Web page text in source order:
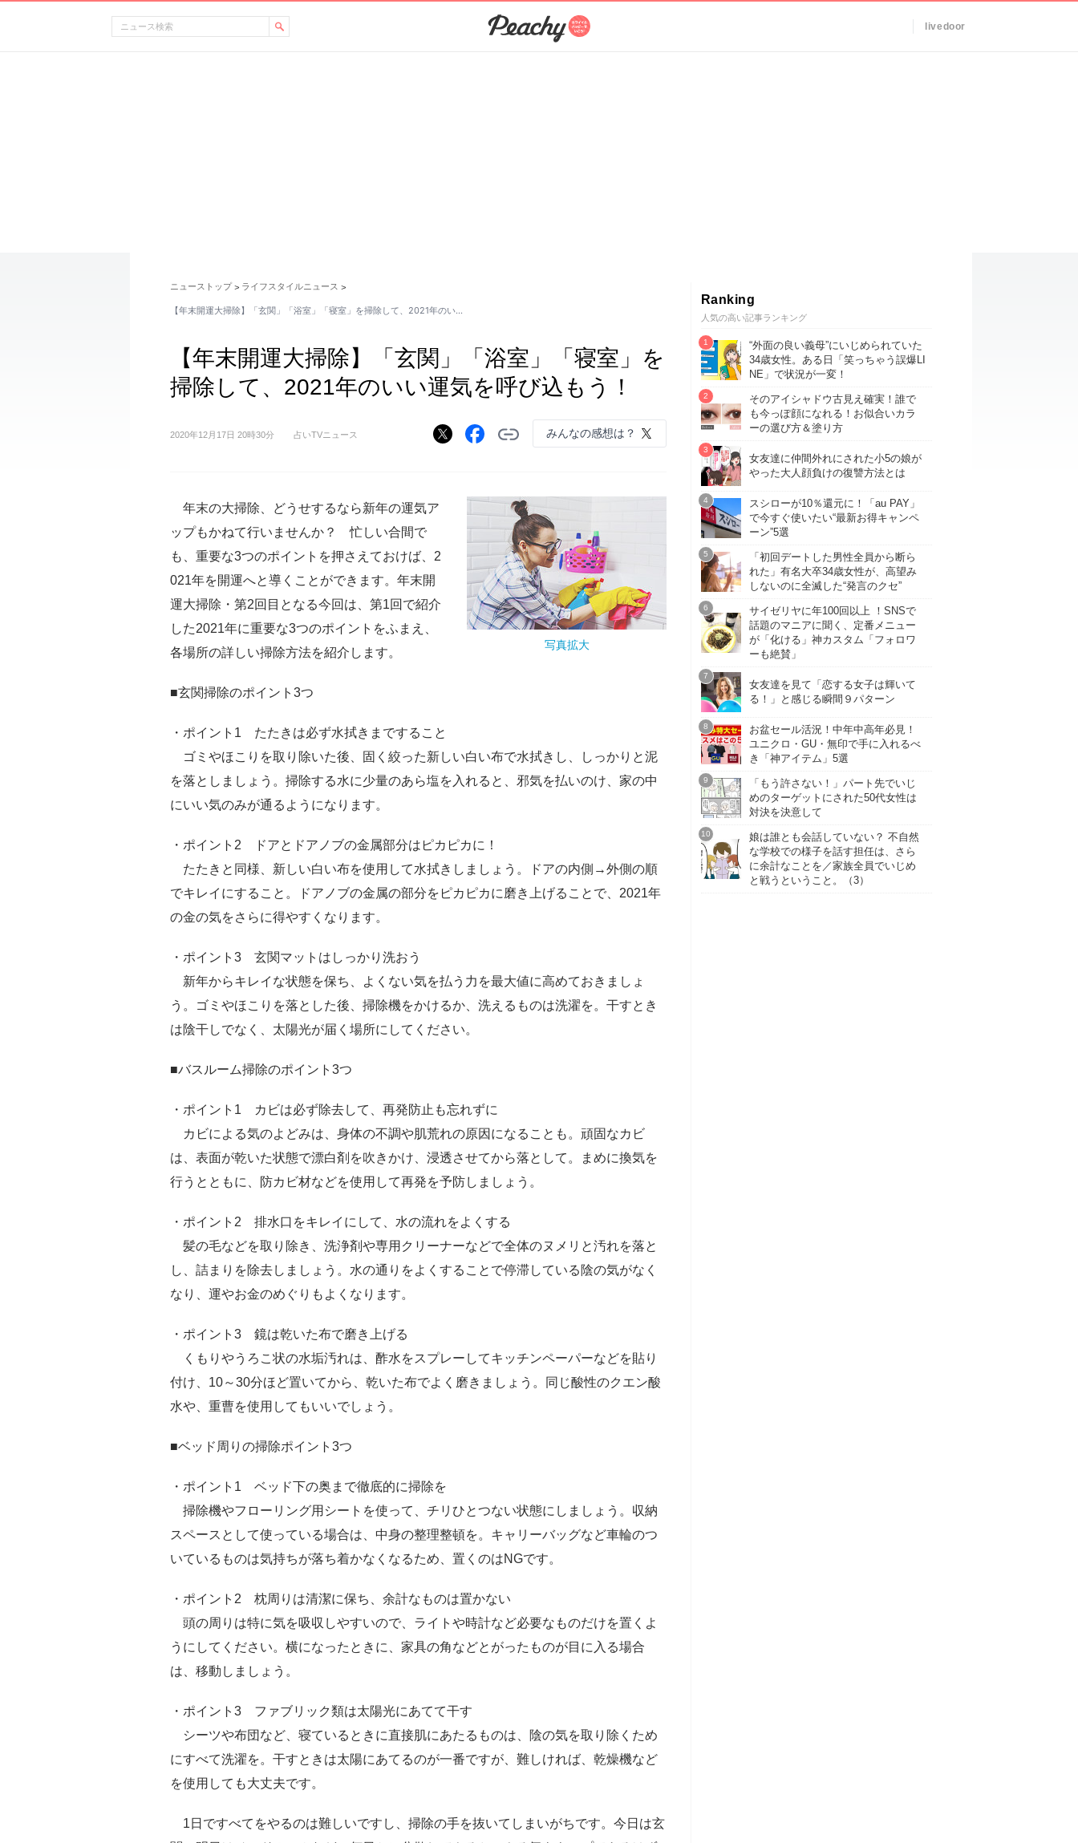
livedoor
ニューストップ > ライフスタイルニュース >
【年末開運大掃除】「玄関」「浴室」「寝室」を掃除して、2021年のい…
【年末開運大掃除】「玄関」「浴室」「寝室」を
掃除して、2021年のいい運気を呼び込もう！
2020年12月17日 20時30分 占いTVニュース みんなの感想は？
写真拡大
年末の大掃除、どうせするなら新年の運気ア
ップもかねて行いませんか？ 忙しい合間で
も、重要な3つのポイントを押さえておけば、2
021年を開運へと導くことができます。年末開
運大掃除・第2回目となる今回は、第1回で紹介
した2021年に重要な3つのポイントをふまえ、
各場所の詳しい掃除方法を紹介します。
■玄関掃除のポイント3つ
・ポイント1 たたきは必ず水拭きまですること
ゴミやほこりを取り除いた後、固く絞った新しい白い布で水拭きし、しっかりと泥
を落としましょう。掃除する水に少量のあら塩を入れると、邪気を払いのけ、家の中
にいい気のみが通るようになります。
・ポイント2 ドアとドアノブの金属部分はピカピカに！
たたきと同様、新しい白い布を使用して水拭きしましょう。ドアの内側→外側の順
でキレイにすること。ドアノブの金属の部分をピカピカに磨き上げることで、2021年
の金の気をさらに得やすくなります。
・ポイント3 玄関マットはしっかり洗おう
新年からキレイな状態を保ち、よくない気を払う力を最大値に高めておきましょ
う。ゴミやほこりを落とした後、掃除機をかけるか、洗えるものは洗濯を。干すとき
は陰干しでなく、太陽光が届く場所にしてください。
■バスルーム掃除のポイント3つ
・ポイント1 カビは必ず除去して、再発防止も忘れずに
カビによる気のよどみは、身体の不調や肌荒れの原因になることも。頑固なカビ
は、表面が乾いた状態で漂白剤を吹きかけ、浸透させてから落として。まめに換気を
行うとともに、防カビ材などを使用して再発を予防しましょう。
・ポイント2 排水口をキレイにして、水の流れをよくする
髪の毛などを取り除き、洗浄剤や専用クリーナーなどで全体のヌメリと汚れを落と
し、詰まりを除去しましょう。水の通りをよくすることで停滞している陰の気がなく
なり、運やお金のめぐりもよくなります。
・ポイント3 鏡は乾いた布で磨き上げる
くもりやうろこ状の水垢汚れは、酢水をスプレーしてキッチンペーパーなどを貼り
付け、10～30分ほど置いてから、乾いた布でよく磨きましょう。同じ酸性のクエン酸
水や、重曹を使用してもいいでしょう。
■ベッド周りの掃除ポイント3つ
・ポイント1 ベッド下の奥まで徹底的に掃除を
掃除機やフローリング用シートを使って、チリひとつない状態にしましょう。収納
スペースとして使っている場合は、中身の整理整頓を。キャリーバッグなど車輪のつ
いているものは気持ちが落ち着かなくなるため、置くのはNGです。
・ポイント2 枕周りは清潔に保ち、余計なものは置かない
頭の周りは特に気を吸収しやすいので、ライトや時計など必要なものだけを置くよ
うにしてください。横になったときに、家具の角などとがったものが目に入る場合
は、移動しましょう。
・ポイント3 ファブリック類は太陽光にあてて干す
シーツや布団など、寝ているときに直接肌にあたるものは、陰の気を取り除くため
にすべて洗濯を。干すときは太陽にあてるのが一番ですが、難しければ、乾燥機など
を使用しても大丈夫です。
1日ですべてをやるのは難しいですし、掃除の手を抜いてしまいがちです。今日は玄
Ranking
人気の高い記事ランキング
“外面の良い義母”にいじめられていた
34歳女性。ある日「笑っちゃう誤爆LI
NE」で状況が一変！
そのアイシャドウ古見え確実！誰で
も今っぽ顔になれる！お似合いカラ
ーの選び方＆塗り方
女友達に仲間外れにされた小5の娘が
やった大人顔負けの復讐方法とは
スシローが10％還元に！「au PAY」
で今すぐ使いたい“最新お得キャンペ
ーン”5選
「初回デートした男性全員から断ら
れた」有名大卒34歳女性が、高望み
しないのに全滅した“発言のクセ”
サイゼリヤに年100回以上 ！SNSで
話題のマニアに聞く、定番メニュー
が「化ける」神カスタム「フォロワ
ーも絶賛」
女友達を見て「恋する女子は輝いて
る！」と感じる瞬間９パターン
お盆セール活況！中年中高年必見！
ユニクロ・GU・無印で手に入れるべ
き「神アイテム」5選
「もう許さない！」パート先でいじ
めのターゲットにされた50代女性は
対決を決意して
娘は誰とも会話していない？ 不自然
な学校での様子を話す担任は、さら
に余計なことを／家族全員でいじめ
と戦うということ。（3）